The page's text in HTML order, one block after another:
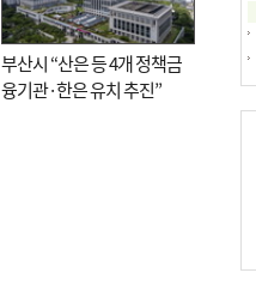
부산시 “산은 등 4개 정책금
융기관·한은 유치 추진”